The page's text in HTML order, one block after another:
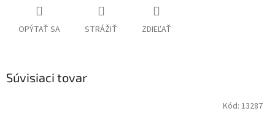
OPÝTAŤ SA STRÁŽIŤ ZDIEĽAŤ
Súvisiaci tovar
Kód: 13287